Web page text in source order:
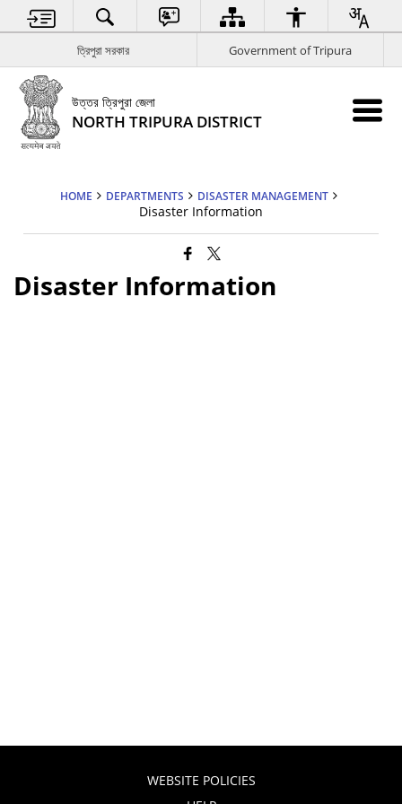
ত্রিপুরা সরকার Government of Tripura
উত্তর ত্রিপুরা জেলা
NORTH TRIPURA DISTRICT
HOME DEPARTMENTS DISASTER MANAGEMENT
Disaster Information
Disaster Information
WEBSITE POLICIES